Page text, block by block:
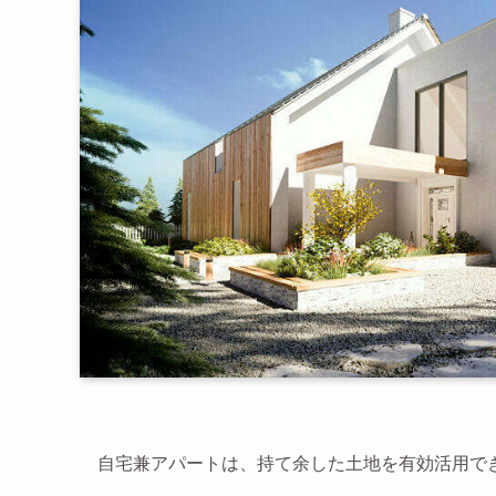
自宅兼アパートは、持て余した土地を有効活用で